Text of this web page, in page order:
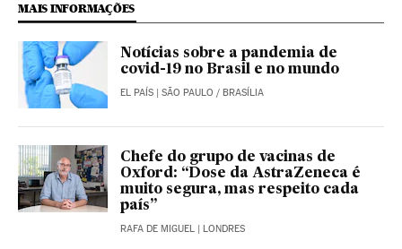
MAIS INFORMAÇÕES
Notícias sobre a pandemia de
covid-19 no Brasil e no mundo
EL PAÍS | SÃO PAULO / BRASÍLIA
Chefe do grupo de vacinas de
Oxford: “Dose da AstraZeneca é
muito segura, mas respeito cada
país”
RAFA DE MIGUEL | LONDRES